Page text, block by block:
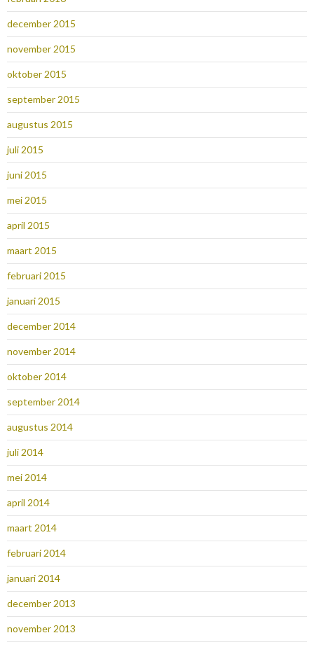
december 2015
november 2015
oktober 2015
september 2015
augustus 2015
juli 2015
juni 2015
mei 2015
april 2015
maart 2015
februari 2015
januari 2015
december 2014
november 2014
oktober 2014
september 2014
augustus 2014
juli 2014
mei 2014
april 2014
maart 2014
februari 2014
januari 2014
december 2013
november 2013